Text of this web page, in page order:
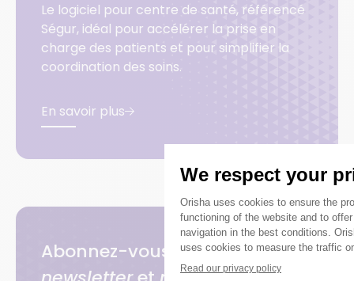
Le logiciel pour centre de santé, référencé
Ségur, idéal pour accélérer la prise en
charge des patients et pour simplifier la
coordination des soins.
En savoir plus
Abonnez-vous à notre